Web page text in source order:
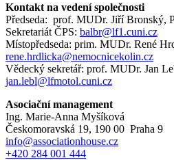
Kontakt na vedení společnosti
Předseda: prof. MUDr. Jiří Bronský,
Sekretariát ČPS: balbr@lf1.cuni.cz
Místopředseda: prim. MUDr. René
rene.hrdlicka@nemocnicekolin.cz
Vědecký sekretář: prof. MUDr. Jan
jan.lebl@lfmotol.cuni.cz
Asociační management
Ing. Marie-Anna Myšíková
Českomoravská 19, 190 00 Praha 9
info@associationhouse.cz
+420 284 001 444